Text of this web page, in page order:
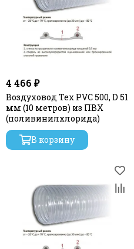
4 466 ₽
Воздуховод Tex PVC 500, D 51
мм (10 метров) из ПВХ
(поливинилхлорида)
В корзину